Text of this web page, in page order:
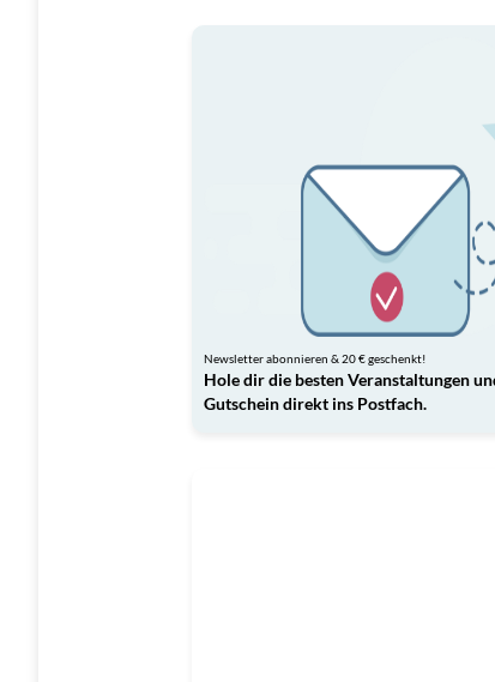
Newsletter abonnieren & 20 € geschenkt!
Hole dir die besten Veranstaltungen
Gutschein direkt ins Postfach.